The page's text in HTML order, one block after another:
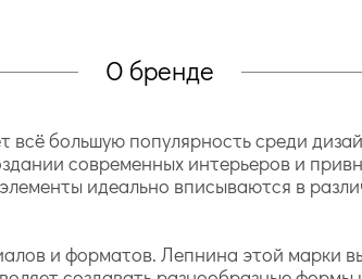
О бренде
большую популярность среди
современных интерьеров и
идеально вписываются в
и форматов. Лепнина этой марки